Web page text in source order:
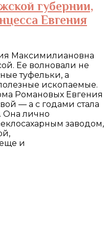
губернии,
Евгения
Максимилиановна
Ее волновали не
туфельки, а
ископаемые.
Романовых Евгения
— а с годами стала
Она лично
заводом,
и